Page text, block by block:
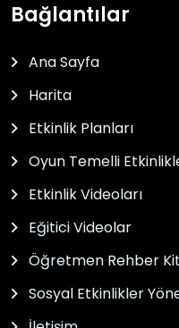
Bağlantılar
Ana Sayfa
Harita
Etkinlik Planları
Oyun Temelli
Etkinlik Videoları
Eğitici Videolar
Öğretmen Rehber
Sosyal Etkinlikler